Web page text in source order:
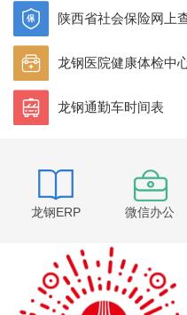
陕西省社会保险网上
龙钢医院健康体检中
龙钢通勤车时间表
龙钢ERP 微信办公